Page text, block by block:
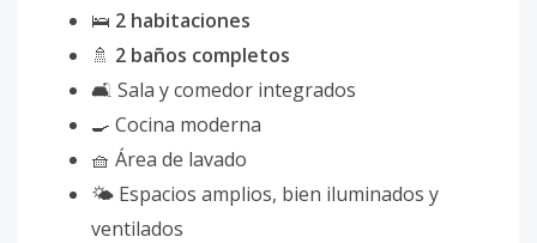
🛌 2 habitaciones
🚿 2 baños completos
🛋 Sala y comedor integrados
🍳 Cocina moderna
🧺 Área de lavado
🌤 Espacios amplios, bien iluminados y
ventilados